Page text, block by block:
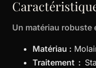
Un matériau robuste
Matériau :
Traitement :